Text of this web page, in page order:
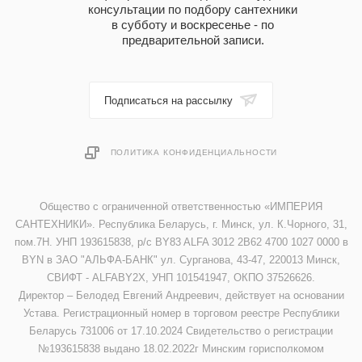
консультации по подбору сантехники
в субботу и воскресенье - по
предварительной записи.
Подписаться на рассылку
ПОЛИТИКА КОНФИДЕНЦИАЛЬНОСТИ
Общество с ограниченной ответственностью «ИМПЕРИЯ
САНТЕХНИКИ». Республика Беларусь, г. Минск, ул. К.Чорного, 31,
пом.7Н. УНП 193615838, р/с BY83 ALFA 3012 2B62 4700 1027 0000 в
BYN в ЗАО "АЛЬФА-БАНК" ул. Сурганова, 43-47, 220013 Минск,
СВИФТ - ALFABY2X, УНП 101541947, ОКПО 37526626.
Директор – Белодед Евгений Андреевич, действует на основании
Устава. Регистрационный номер в торговом реестре Республики
Беларусь 731006 от 17.10.2024 Свидетельство о регистрации
№193615838 выдано 18.02.2022г Минским горисполкомом